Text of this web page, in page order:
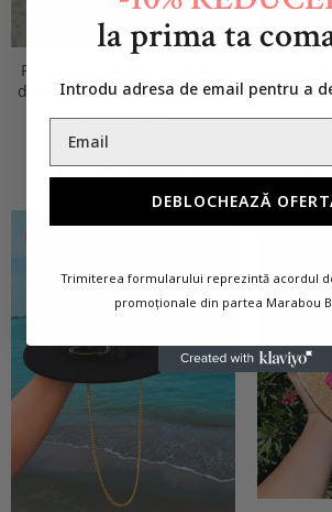
Palarie de Soare Handmade
din paie cu Bor Lat si bentita
399,00 RON
229,00 RON
5 Review-uri
Sapca
la prima ta
Introdu adresa de email pentru a
DEBLOCHEAZĂ
Trimiterea formularului reprezintă acordul
promoționale din partea Marabou